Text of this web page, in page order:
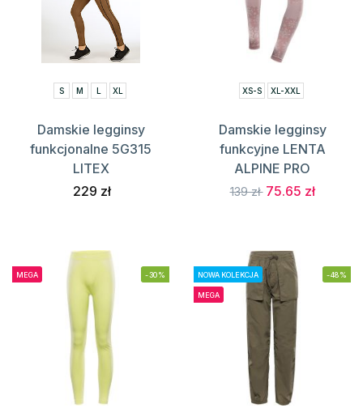
S M L XL
Damskie legginsy
funkcjonalne 5G315
LITEX
229 zł
XS-S XL-XXL
Damskie legginsy
funkcyjne LENTA
ALPINE PRO
139 zł 75.65 zł
MEGA -30% NOWA KOLEKCJA
MEGA
-48%